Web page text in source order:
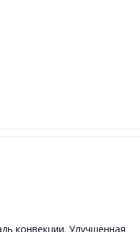
конвекции. Улучшенная